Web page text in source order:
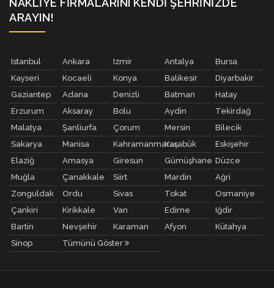
NAKLIYE FIRMALARINI KENDI ŞEHRINIZDE
ARAYIN!
Istanbul Ankara Izmir Antalya
Bursa
Kayseri
Kocaeli Konya Balikesir
Diyarbakir
Gaziantep
Adana Denizli Batman
Hatay
Erzurum
Aksaray Bolu Aydin
Tekirdağ
Malatya
Şanliurfa Çorum Mersin
Bilecik
Sakarya
Manisa KahramanmaraşKarabük
Eskişehir
Elaziğ
Amasya Giresun Gümüşhane Düzce
Muğla
Çanakkale Siirt Mardin
Ağri
Zonguldak
Ordu Sivas Tokat
Osmaniye
Çankiri
Kirikkale Van Edirne
Iğdir
Bartin
Nevşehir Karaman Afyon
Kütahya
Sinop
Tümünü Göster